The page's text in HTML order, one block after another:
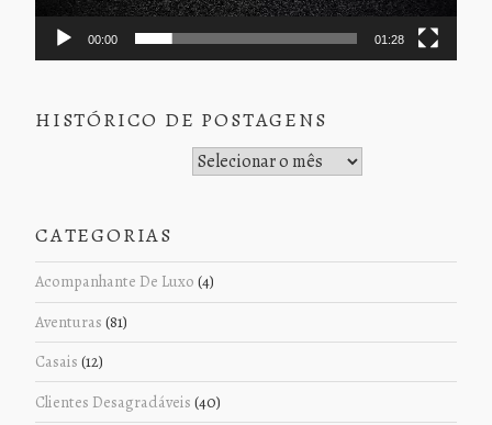
00:00 01:28
HISTÓRICO DE POSTAGENS
CATEGORIAS
Acompanhante De Luxo (4)
Aventuras (81)
Casais (12)
Clientes Desagradáveis (40)